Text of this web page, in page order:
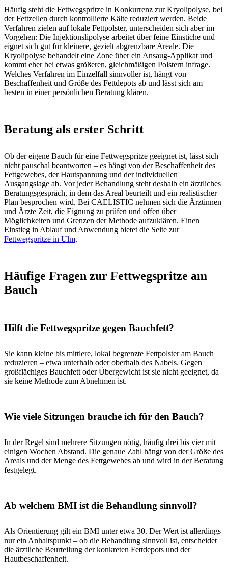
Häufig steht die Fettwegspritze in Konkurrenz zur Kryolipolyse, bei
der Fettzellen durch kontrollierte Kälte reduziert werden. Beide
Verfahren zielen auf lokale Fettpolster, unterscheiden sich aber im
Vorgehen: Die Injektionslipolyse arbeitet über feine Einstiche und
eignet sich gut für kleinere, gezielt abgrenzbare Areale. Die
Kryolipolyse behandelt eine Zone über ein Ansaug-Applikat und
kommt eher bei etwas größeren, gleichmäßigen Polstern infrage.
Welches Verfahren im Einzelfall sinnvoller ist, hängt von
Beschaffenheit und Größe des Fettdepots ab und lässt sich am
besten in einer persönlichen Beratung klären.
Beratung als erster Schritt
Ob der eigene Bauch für eine Fettwegspritze geeignet ist, lässt sich
nicht pauschal beantworten – es hängt von der Beschaffenheit des
Fettgewebes, der Hautspannung und der individuellen
Ausgangslage ab. Vor jeder Behandlung steht deshalb ein ärztliches
Beratungsgespräch, in dem das Areal beurteilt und ein realistischer
Plan besprochen wird. Bei CAELISTIC nehmen sich die Ärztinnen
und Ärzte Zeit, die Eignung zu prüfen und offen über
Möglichkeiten und Grenzen der Methode aufzuklären. Einen
Einstieg in Ablauf und Anwendung bietet die Seite zur
Fettwegspritze in Ulm.
Häufige Fragen zur Fettwegspritze am
Bauch
Hilft die Fettwegspritze gegen Bauchfett?
Sie kann kleine bis mittlere, lokal begrenzte Fettpolster am Bauch
reduzieren – etwa unterhalb oder oberhalb des Nabels. Gegen
großflächiges Bauchfett oder Übergewicht ist sie nicht geeignet, da
sie keine Methode zum Abnehmen ist.
Wie viele Sitzungen brauche ich für den Bauch?
In der Regel sind mehrere Sitzungen nötig, häufig drei bis vier mit
einigen Wochen Abstand. Die genaue Zahl hängt von der Größe des
Areals und der Menge des Fettgewebes ab und wird in der Beratung
festgelegt.
Ab welchem BMI ist die Behandlung sinnvoll?
Als Orientierung gilt ein BMI unter etwa 30. Der Wert ist allerdings
nur ein Anhaltspunkt – ob die Behandlung sinnvoll ist, entscheidet
die ärztliche Beurteilung der konkreten Fettdepots und der
Hautbeschaffenheit.